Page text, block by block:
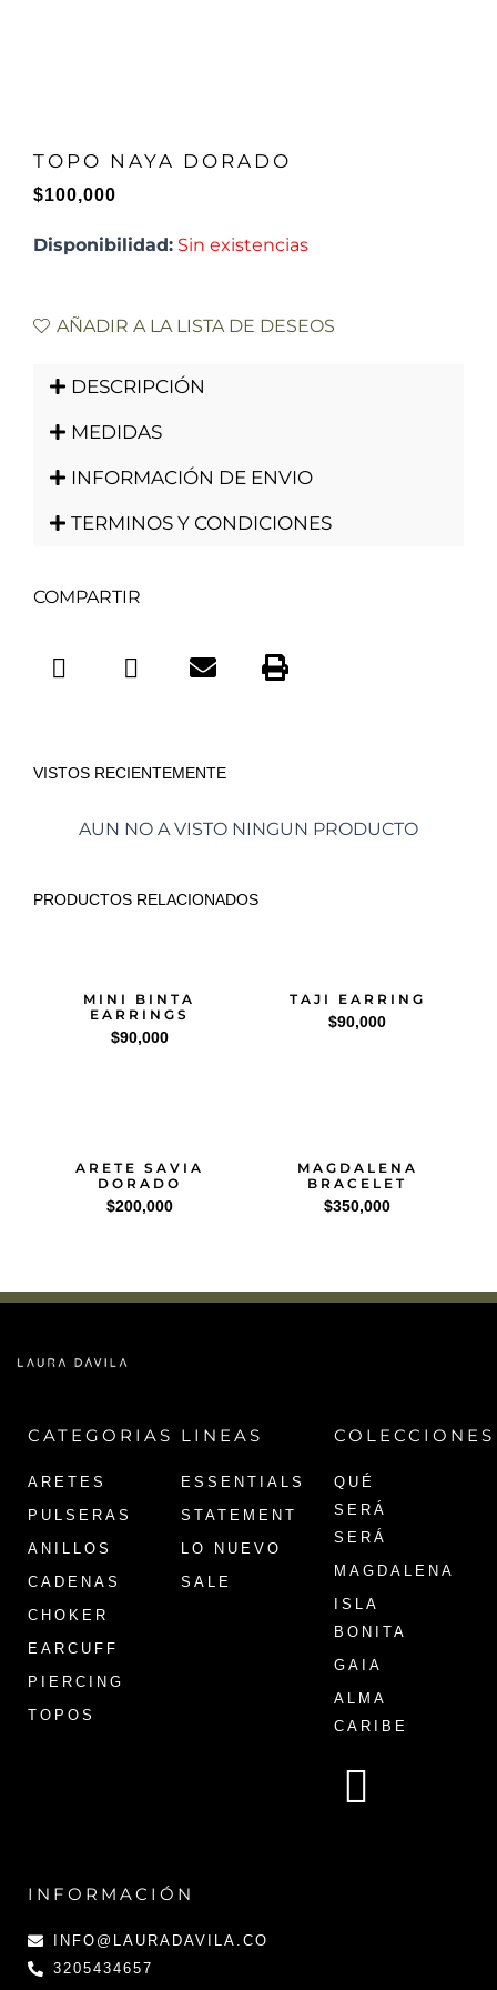
TOPO NAYA DORADO
$100,000
Disponibilidad: Sin existencias
AÑADIR A LA LISTA DE DESEOS
DESCRIPCIÓN
MEDIDAS
INFORMACIÓN DE ENVIO
TERMINOS Y CONDICIONES
COMPARTIR
VISTOS RECIENTEMENTE
AUN NO A VISTO NINGUN PRODUCTO
PRODUCTOS RELACIONADOS
MINI BINTA
EARRINGS
$90,000
TAJI EARRING
$90,000
ARETE SAVIA
DORADO
$200,000
MAGDALENA
BRACELET
$350,000
CATEGORIAS
ARETES
PULSERAS
ANILLOS
CADENAS
CHOKER
EARCUFF
PIERCING
TOPOS
LINEAS
ESSENTIALS
STATEMENT
LO NUEVO
SALE
COLECCIONES
QUÉ
SERÁ
SERÁ
MAGDALENA
ISLA
BONITA
GAIA
ALMA
CARIBE
INFORMACIÓN
INFO@LAURADAVILA.CO
3205434657